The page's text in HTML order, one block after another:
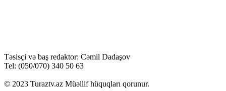
Təsisçi və baş redaktor: Cəmil Dadaşov
Tel: (050/070) 340 50 63
© 2023 Turaztv.az Müəllif hüquqları qorunur.